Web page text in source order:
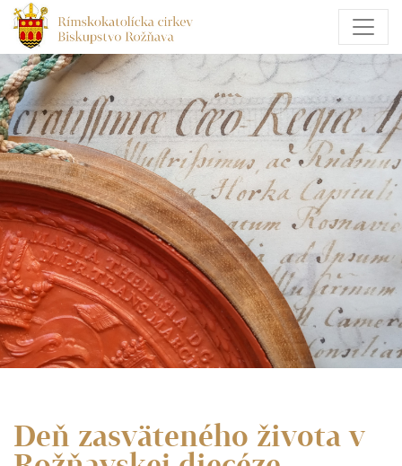
Deň zasväteného života v